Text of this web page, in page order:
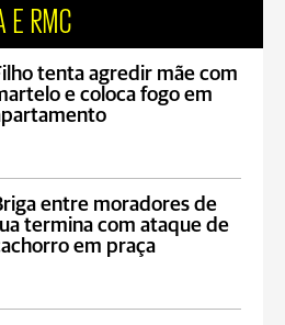
E RMC
tenta agredir mãe com
e coloca fogo em
entre moradores de
termina com ataque de
em praça